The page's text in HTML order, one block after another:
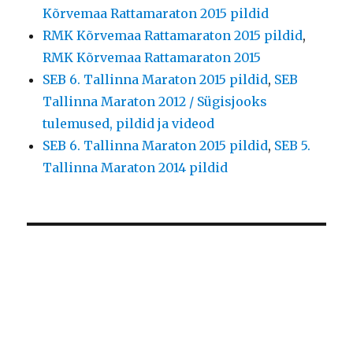
Kõrvemaa Rattamaraton 2015 pildid
RMK Kõrvemaa Rattamaraton 2015 pildid,
RMK Kõrvemaa Rattamaraton 2015
SEB 6. Tallinna Maraton 2015 pildid, SEB
Tallinna Maraton 2012 / Sügisjooks
tulemused, pildid ja videod
SEB 6. Tallinna Maraton 2015 pildid, SEB 5.
Tallinna Maraton 2014 pildid